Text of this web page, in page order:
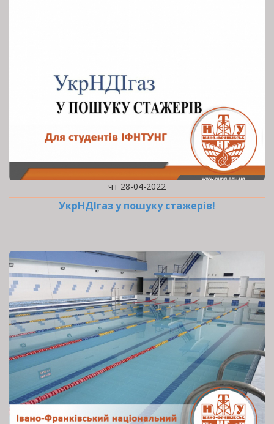
чт 28-04-2022
УкрНДІгаз у пошуку стажерів!